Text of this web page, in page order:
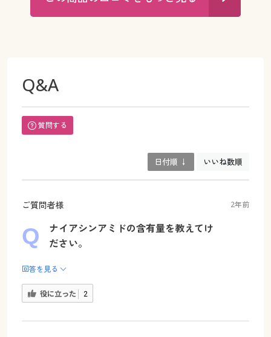
Q&A
質問する
日付順 ↓ いいね数順
ご質問者様 2年前
ナイアシンアミドの含有量を教えてけ
ださい。
回答を見る
役に立った 2